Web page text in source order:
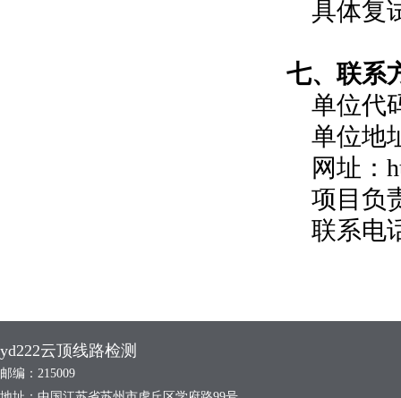
具体复
七、联系
单位代
单位地
网址：
项目 负
联系电
yd222云顶线路检测
邮编：215009